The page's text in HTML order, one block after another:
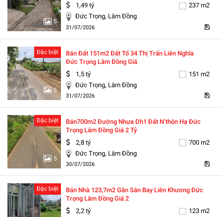
5
1,49 tỷ
237 m2
Đức Trọng, Lâm Đồng
31/07/2026
5
Đặc biệt
Bán Đất 151m2 Đất Tổ 34 Thị Trấn Liên Nghĩa
Đức Trọng Lâm Đồng Giá
1,5 tỷ
151 m2
Đức Trọng, Lâm Đồng
31/07/2026
5
Đặc biệt
Bán700m2 Đường Nhựa Dh1 Đất N’thôn Hạ Đức
Trọng Lâm Đồng Giá 2 Tỷ
2,8 tỷ
700 m2
Đức Trọng, Lâm Đồng
30/07/2026
Đặc biệt
Bán Nhà 123,7m2 Gần Sân Bay Liên Khương Đức
Trọng Lâm Đồng Giá 2
2,2 tỷ
123 m2